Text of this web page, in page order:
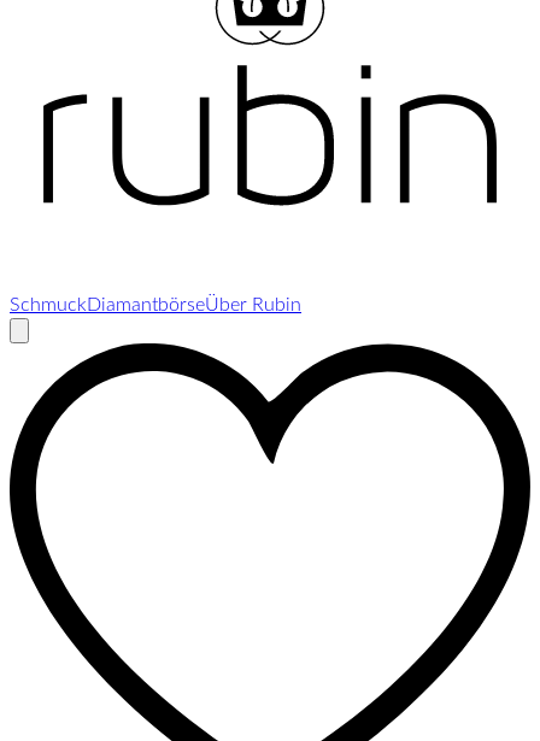
SchmuckDiamantbörseÜber Rubin